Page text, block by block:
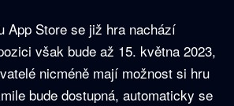
App Store se již hra nachází
však bude až 15. května 2023,
nicméně mají možnost si hru
bude dostupná, automaticky se